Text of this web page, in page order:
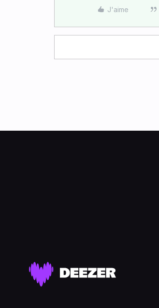
J'aime